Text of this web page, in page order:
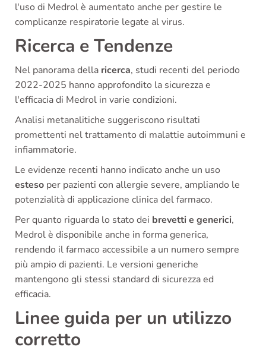
l'uso di Medrol è aumentato anche per gestire le
complicanze respiratorie legate al virus.
Ricerca e Tendenze
Nel panorama della ricerca, studi recenti del periodo
2022-2025 hanno approfondito la sicurezza e
l'efficacia di Medrol in varie condizioni.
Analisi metanalitiche suggeriscono risultati
promettenti nel trattamento di malattie autoimmuni e
infiammatorie.
Le evidenze recenti hanno indicato anche un uso
esteso per pazienti con allergie severe, ampliando le
potenzialità di applicazione clinica del farmaco.
Per quanto riguarda lo stato dei brevetti e generici,
Medrol è disponibile anche in forma generica,
rendendo il farmaco accessibile a un numero sempre
più ampio di pazienti. Le versioni generiche
mantengono gli stessi standard di sicurezza ed
efficacia.
Linee guida per un utilizzo
corretto